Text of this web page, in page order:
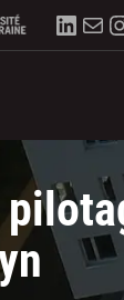
E-